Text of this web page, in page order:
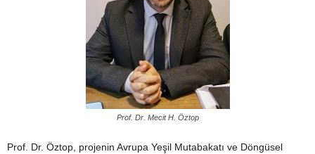
Prof. Dr. Mecit H. Öztop
Prof. Dr. Öztop, projenin Avrupa Yeşil Mutabakatı ve Döngüsel